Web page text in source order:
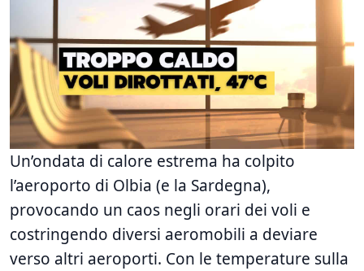
Un’ondata di calore estrema ha colpito
l’aeroporto di Olbia (e la Sardegna),
provocando un caos negli orari dei voli e
costringendo diversi aeromobili a deviare
verso altri aeroporti. Con le temperature sulla